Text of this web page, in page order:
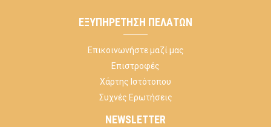
ΕΞΥΠΗΡΈΤΗΣΗ ΠΕΛΑΤΏΝ
Επικοινωνήστε μαζί μας
Επιστροφές
Χάρτης Ιστότοπου
Συχνές Ερωτήσεις
NEWSLETTER